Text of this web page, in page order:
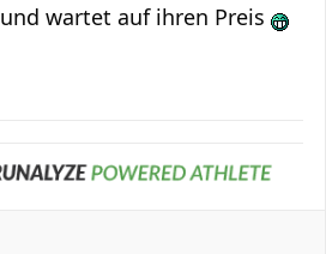
wartet auf ihren Preis